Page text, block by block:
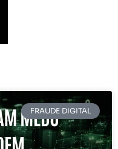
FRAUDE DIGITAL